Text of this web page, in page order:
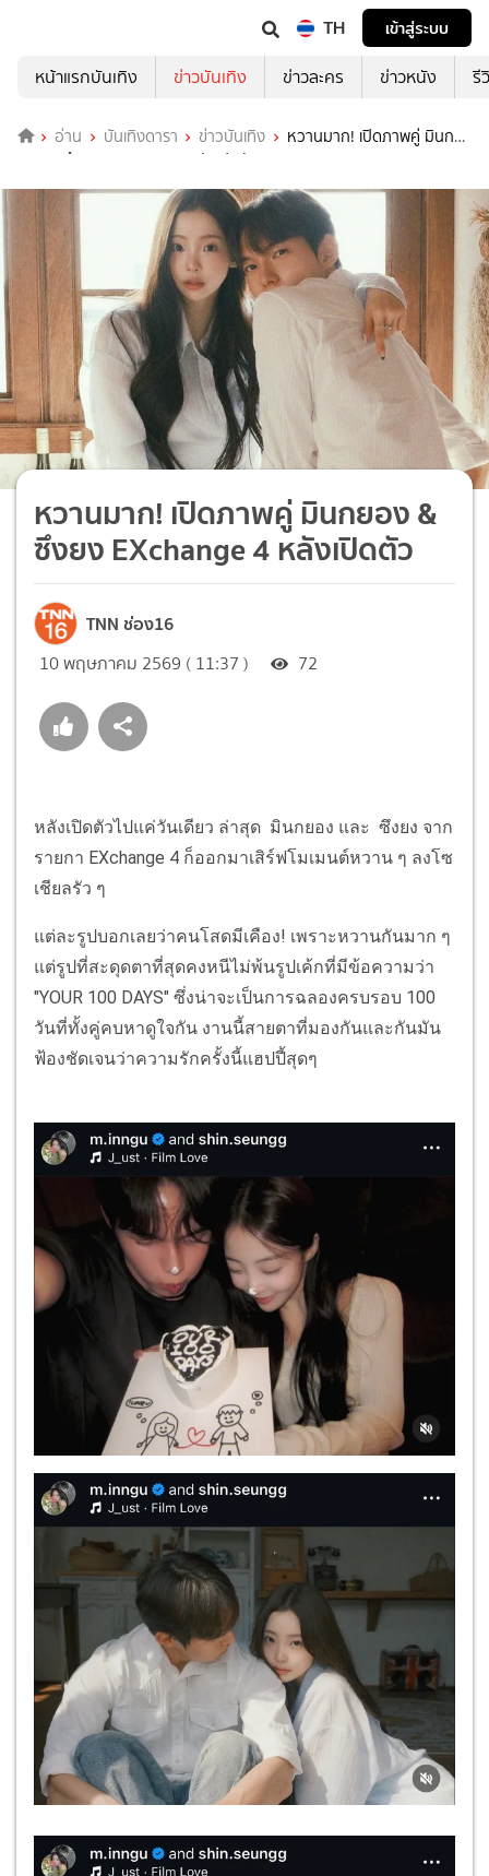
TH
เข้าสู่ระบบ
หน้าแรกบันเทิง
ข่าวบันเทิง ข่าวละคร ข่าวหนัง รี
อ่าน บันเทิงดารา ข่าวบันเทิง
หวานมาก! เปิดภาพคู่ มินก
ยอง & ซึงยง EXchange 4 หลังเปิดตัว
หวานมาก! เปิดภาพคู่ มินกยอง &
ซึงยง EXchange 4 หลังเปิดตัว
TNN ช่อง16
10 พฤษภาคม 2569 ( 11:37 ) 72
หลังเปิดตัวไปแค่วันเดียว ล่าสุด มินกยอง และ ซึงยง จาก
รายกา EXchange 4 ก็ออกมาเสิร์ฟโมเมนต์หวาน ๆ ลงโซ
เชียลรัว ๆ
แต่ละรูปบอกเลยว่าคนโสดมีเคือง! เพราะหวานกันมาก ๆ
แต่รูปที่สะดุดตาที่สุดคงหนีไม่พ้นรูปเค้กที่มีข้อความว่า
"YOUR 100 DAYS" ซึ่งน่าจะเป็นการฉลองครบรอบ 100
วันที่ทั้งคู่คบหาดูใจกัน งานนี้สายตาที่มองกันและกันมัน
ฟ้องชัดเจนว่าความรักครั้งนี้แฮปปี้สุดๆ